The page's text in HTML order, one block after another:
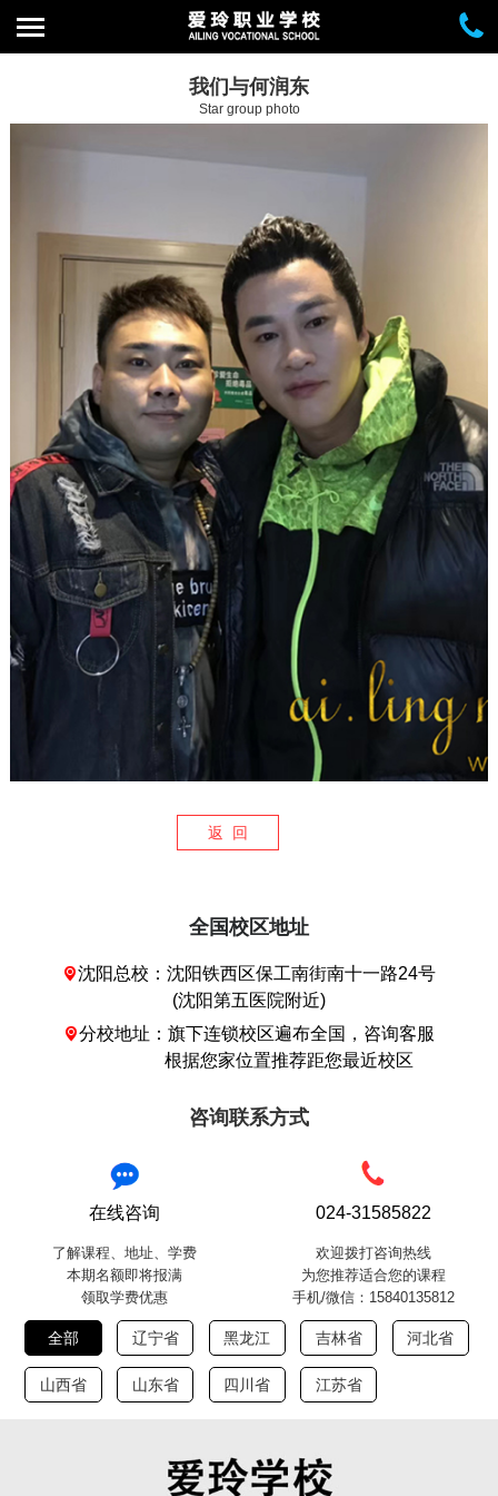
我们与何润东
Star group photo
返 回
全国校区地址
沈阳总校：沈阳铁西区保工南街南十一路24号
(沈阳第五医院附近)
分校地址：旗下连锁校区遍布全国，咨询客服
根据您家位置推荐距您最近校区
咨询联系方式
在线咨询
了解课程、地址、学费
本期名额即将报满
领取学费优惠
024-31585822
欢迎拨打咨询热线
为您推荐适合您的课程
手机/微信：15840135812
全部 辽宁省 黑龙江 吉林省 河北省
山西省 山东省 四川省 江苏省